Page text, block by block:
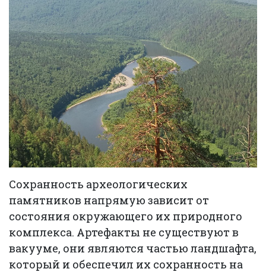
Сохранность археологических
памятников напрямую зависит от
состояния окружающего их природного
комплекса. Артефакты не существуют в
вакууме, они являются частью ландшафта,
который и обеспечил их сохранность на